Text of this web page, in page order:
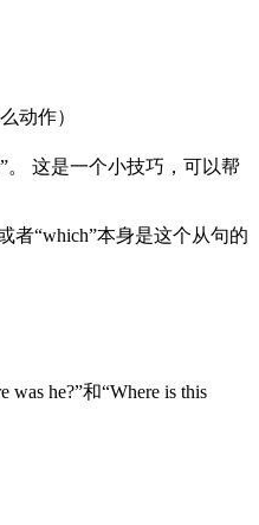
动作）
。 这是一个小技巧，可以帮
者“which”本身是这个从句的
he?”和“Where is this